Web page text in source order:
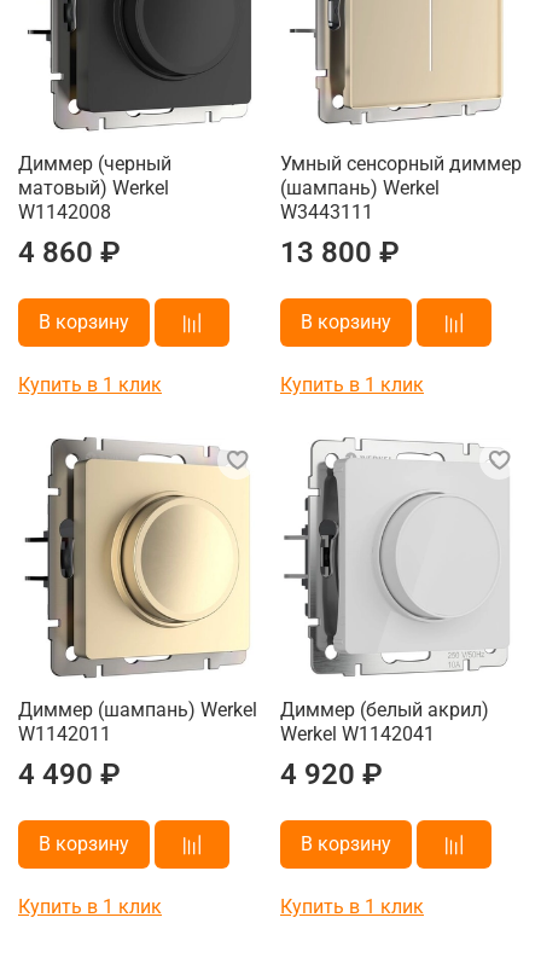
Диммер (черный
матовый) Werkel
W1142008
4 860 ₽
В корзину
Купить в 1 клик
Умный сенсорный диммер
(шампань) Werkel
W3443111
13 800 ₽
В корзину
Купить в 1 клик
Диммер (шампань) Werkel
W1142011
4 490 ₽
В корзину
Купить в 1 клик
Диммер (белый акрил)
Werkel W1142041
4 920 ₽
В корзину
Купить в 1 клик